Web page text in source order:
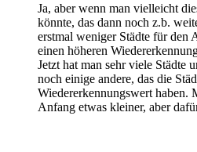
Ja, aber wenn man vielleicht
könnte, das dann noch z.b.
erstmal weniger Städte für den
einen höheren
Jetzt hat man sehr viele Städte
noch einige andere, das die
Wiedererkennungswert haben.
Anfang etwas kleiner, aber